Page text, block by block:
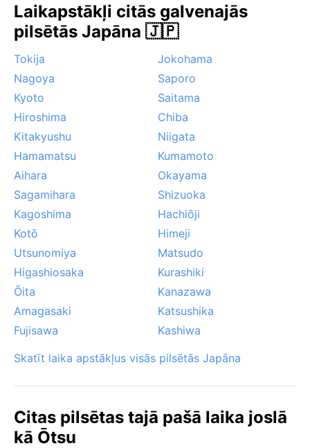
Laikapstākļi citās galvenajās
pilsētās Japāna 🇯🇵
Tokija
Jokohama
Nagoya
Saporo
Kyoto
Saitama
Hiroshima
Chiba
Kitakyushu
Niigata
Hamamatsu
Kumamoto
Aihara
Okayama
Sagamihara
Shizuoka
Kagoshima
Hachiōji
Kotō
Himeji
Utsunomiya
Matsudo
Higashiosaka
Kurashiki
Ōita
Kanazawa
Amagasaki
Katsushika
Fujisawa
Kashiwa
Skatīt laika apstākļus visās pilsētās Japāna
Citas pilsētas tajā pašā laika joslā
kā Ōtsu